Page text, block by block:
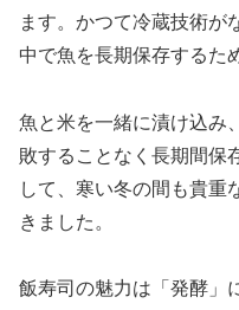
ます。かつて冷蔵技術が
中で魚を長期保存するた
魚と米を一緒に漬け込み
敗することなく長期間保
して、寒い冬の間も貴重
きました。
飯寿司の魅力は「発酵」